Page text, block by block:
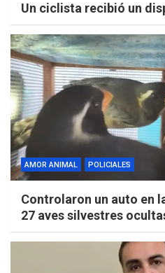
Un ciclista recibió un
AMOR ANIMAL POLICIALES
Controlaron un auto en
27 aves silvestres